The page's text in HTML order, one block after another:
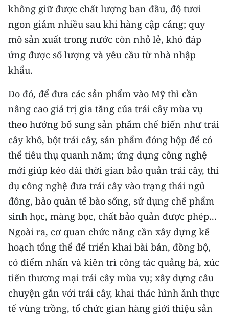
không giữ được chất lượng ban đầu, độ tươi
ngon giảm nhiều sau khi hàng cập cảng; quy
mô sản xuất trong nước còn nhỏ lẻ, khó đáp
ứng được số lượng và yêu cầu từ nhà nhập
khẩu.
Do đó, để đưa các sản phẩm vào Mỹ thì cần
nâng cao giá trị gia tăng của trái cây mùa vụ
theo hướng bổ sung sản phẩm chế biến như trái
cây khô, bột trái cây, sản phẩm đóng hộp để có
thể tiêu thụ quanh năm; ứng dụng công nghệ
mới giúp kéo dài thời gian bảo quản trái cây, thí
dụ công nghệ đưa trái cây vào trạng thái ngủ
đông, bảo quản tế bào sống, sử dụng chế phẩm
sinh học, màng bọc, chất bảo quản được phép...
Ngoài ra, cơ quan chức năng cần xây dựng kế
hoạch tổng thể để triển khai bài bản, đồng bộ,
có điểm nhấn và kiên trì công tác quảng bá, xúc
tiến thương mại trái cây mùa vụ; xây dựng câu
chuyện gắn với trái cây, khai thác hình ảnh thực
tế vùng trồng, tổ chức gian hàng giới thiệu sản